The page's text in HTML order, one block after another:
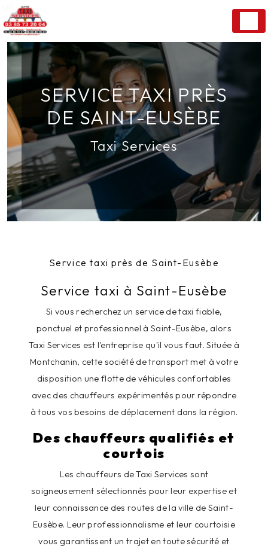
SERVICE TAXI PRÈS
DE SAINT-EUSÈBE
Taxi Services
Service taxi près de Saint-Eusèbe
Service taxi à Saint-Eusèbe
Si vous recherchez un service de taxi fiable,
ponctuel et professionnel à Saint-Eusèbe, alors
Taxi Services est l'entreprise qu'il vous faut. Située à
Montchanin, cette société de transport met à votre
disposition une flotte de véhicules confortables
avec des chauffeurs expérimentés pour répondre
à tous vos besoins de déplacement dans la région.
Des chauffeurs qualifiés et
courtois
Les chauffeurs de Taxi Services sont
soigneusement sélectionnés pour leur expertise et
leur connaissance des routes de la ville de Saint-
Eusèbe. Leur professionnalisme et leur courtoisie
vous garantissent un trajet en toute sécurité et
Panneau de gestion des cookies